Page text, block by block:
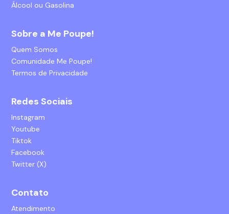
Álcool ou Gasolina
Sobre a Me Poupe!
Quem Somos
Comunidade Me Poupe!
Termos de Privacidade
Redes Sociais
Instagram
Youtube
Tiktok
Facebook
Twitter (X)
Contato
Atendimento